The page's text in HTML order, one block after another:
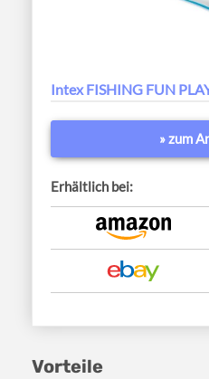
Intex FISHING FUN
» zum
Erhältlich bei:
Vorteile